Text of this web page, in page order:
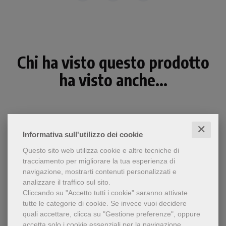
Informativa sull'utilizzo dei cookie ✕
Questo sito web utilizza cookie e altre tecniche di
tracciamento per migliorare la tua esperienza di
navigazione, mostrarti contenuti personalizzati e
analizzare il traffico sul sito.
Cliccando su "Accetto tutti i cookie" saranno attivate
tutte le categorie di cookie. Se invece vuoi decidere
quali accettare, clicca su "Gestione preferenze", oppure
accetta solo i cookie essenziali per la navigazione
Chi ha visto questo prodotto
ha visto anche...
- 5%